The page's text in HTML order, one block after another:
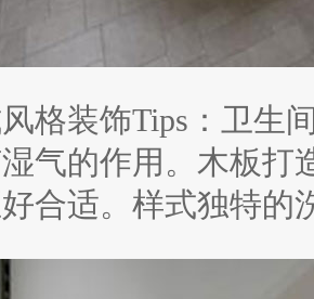
装饰Tips：卫生间
气的作用。木板打
合适。样式独特的